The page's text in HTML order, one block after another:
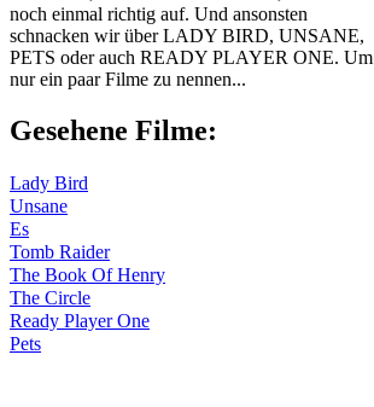
noch einmal richtig auf. Und ansonsten
schnacken wir über LADY BIRD, UNSANE,
PETS oder auch READY PLAYER ONE. Um
nur ein paar Filme zu nennen...
Gesehene Filme:
Lady Bird
Unsane
Es
Tomb Raider
The Book Of Henry
The Circle
Ready Player One
Pets